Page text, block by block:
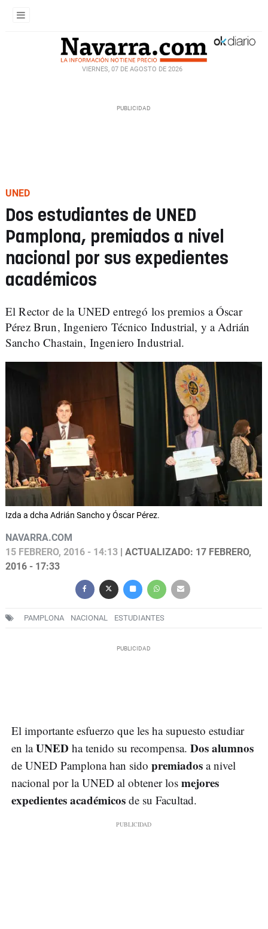
VIERNES, 07 DE AGOSTO DE 2026
UNED
Dos estudiantes de UNED
Pamplona, premiados a nivel
nacional por sus expedientes
académicos
El Rector de la UNED entregó los premios a Óscar
Pérez Brun, Ingeniero Técnico Industrial, y a Adrián
Sancho Chastain, Ingeniero Industrial.
Izda a dcha Adrián Sancho y Óscar Pérez.
NAVARRA.COM
15 FEBRERO, 2016 - 14:13 | ACTUALIZADO: 17 FEBRERO,
2016 - 17:33
PAMPLONA NACIONAL ESTUDIANTES
El importante esfuerzo que les ha supuesto estudiar
en laUNED ha tenido su recompensa. Dos alumnos
de UNED Pamplona han sido premiados a nivel
nacional por la UNED al obtener los mejores
expedientes académicos de su Facultad.